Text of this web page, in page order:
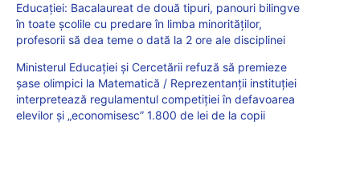
Educației: Bacalaureat de două tipuri, panouri bilingve
în toate școlile cu predare în limba minorităților,
profesorii să dea teme o dată la 2 ore ale disciplinei
Ministerul Educației și Cercetării refuză să premieze
șase olimpici la Matematică / Reprezentanții instituției
interpretează regulamentul competiției în defavoarea
elevilor și „economisesc” 1.800 de lei de la copii